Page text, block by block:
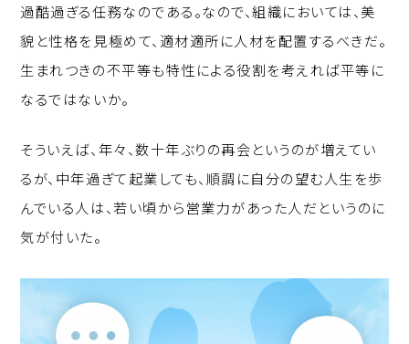
過酷過ぎる任務なのである。なので、組織においては、美
貌と性格を見極めて、適材適所に人材を配置するべきだ。
生まれつきの不平等も特性による役割を考えれば平等に
なるではないか。
そういえば、年々、数十年ぶりの再会というのが増えてい
るが、中年過ぎて起業しても、順調に自分の望む人生を歩
んでいる人は、若い頃から営業力があった人だというのに
気が付いた。